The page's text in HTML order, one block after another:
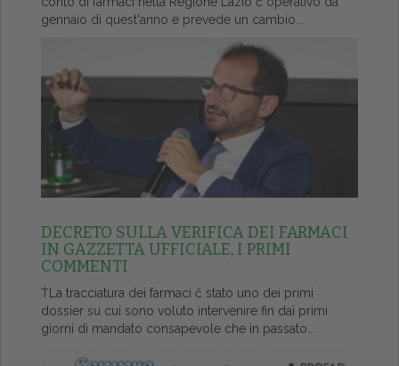
gennaio di quest'anno e prevede un cambio...
DECRETO SULLA VERIFICA DEI FARMACI
IN GAZZETTA UFFICIALE, I PRIMI
COMMENTI
ŤLa tracciatura dei farmaci č stato uno dei primi
dossier su cui sono voluto intervenire fin dai primi
giorni di mandato consapevole che in passato...